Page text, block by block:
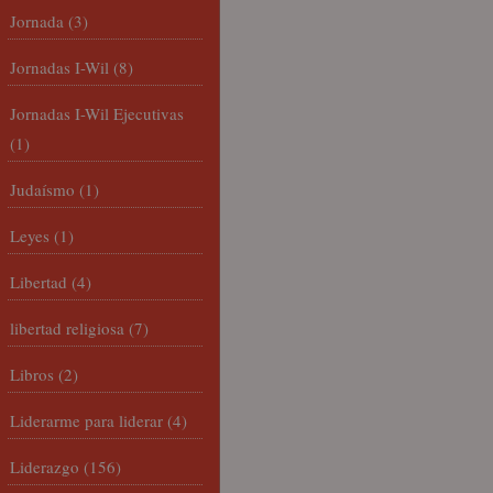
Jornada (3)
Jornadas I-Wil (8)
Jornadas I-Wil Ejecutivas
(1)
Judaísmo (1)
Leyes (1)
Libertad (4)
libertad religiosa (7)
Libros (2)
Liderarme para liderar (4)
Liderazgo (156)